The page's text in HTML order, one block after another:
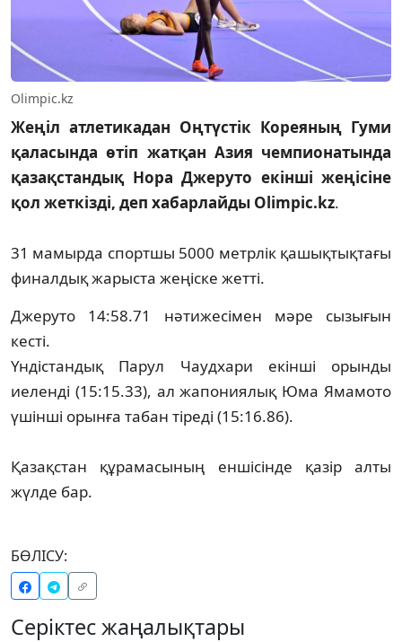
Olimpic.kz
Жеңіл атлетикадан Оңтүстік Кореяның Гуми
қаласында өтіп жатқан Азия чемпионатында
қазақстандық Нора Джеруто екінші жеңісіне
қол жеткізді, деп хабарлайды Olimpic.kz.
31 мамырда спортшы 5000 метрлік қашықтықтағы
финалдық жарыста жеңіске жетті.
Джеруто 14:58.71 нәтижесімен мәре сызығын
кесті.
Үндістандық Парул Чаудхари екінші орынды
иеленді (15:15.33), ал жапониялық Юма Ямамото
үшінші орынға табан тіреді (15:16.86).
Қазақстан құрамасының еншісінде қазір алты
жүлде бар.
БӨЛІСУ:
Серіктес жаңалықтары